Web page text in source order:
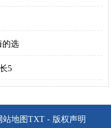
的选
5
站地图 TXT- 版权声明